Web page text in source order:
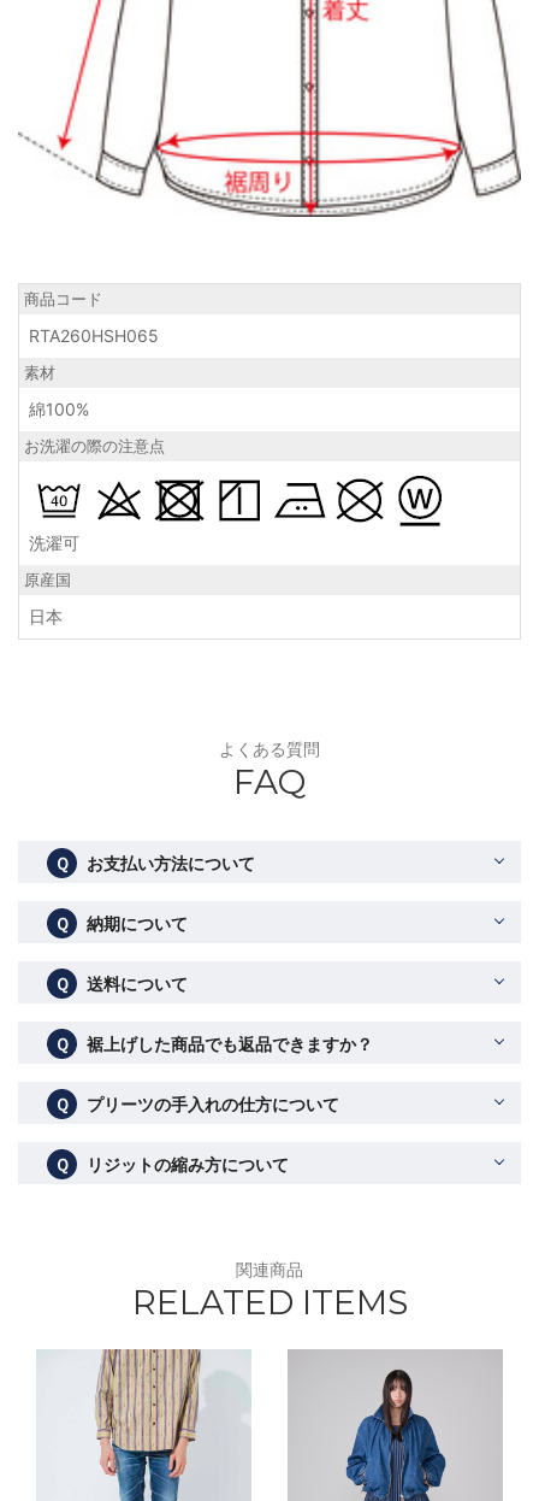
商品コード
RTA260HSH065
素材
綿100%
お洗濯の際の注意点
洗濯可
原産国
日本
よくある質問
FAQ
Ｑ お支払い方法について
Ｑ 納期について
Ｑ 送料について
Ｑ 裾上げした商品でも返品できますか？
Ｑ プリーツの手入れの仕方について
Ｑ リジットの縮み方について
関連商品
RELATED ITEMS